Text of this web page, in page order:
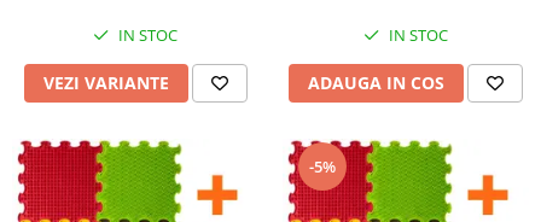
IN STOC
VEZI VARIANTE
IN STOC
ADAUGA IN COS
-5%